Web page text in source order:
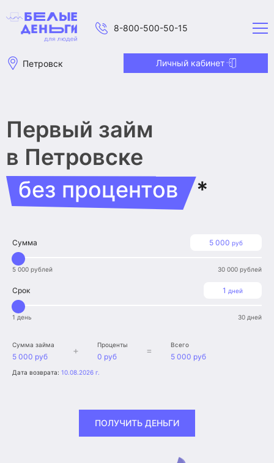
8-800-500-50-15
Петровск Личный кабинет
Первый займ
в Петровске
без процентов
*
5 000 руб
Сумма
5 000 рублей 30 000 рублей
1 дней
Срок
1 день 30 дней
Сумма займа
5 000 руб
+ Проценты
0 руб
= Всего
5 000 руб
Дата возврата: 10.08.2026 г.
ПОЛУЧИТЬ ДЕНЬГИ